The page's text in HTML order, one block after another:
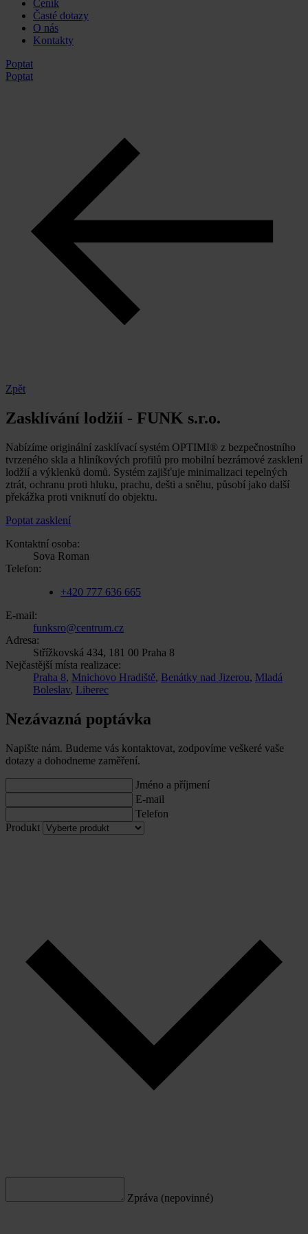
Ceník
Časté dotazy
O nás
Kontakty
Poptat
Poptat
Zpět
Zasklívání lodžií - FUNK s.r.o.
Nabízíme originální zasklívací systém OPTIMI® z bezpečnostního
tvrzeného skla a hliníkových profilů pro mobilní bezrámové zasklení
lodžií a výklenků domů. Systém zajišťuje minimalizaci tepelných
ztrát, ochranu proti hluku, prachu, dešti a sněhu, působí jako další
překážka proti vniknutí do objektu.
Poptat zasklení
Kontaktní osoba:
Sova Roman
Telefon:
+420 777 636 665
E-mail:
funksro@centrum.cz
Adresa:
Střížkovská 434, 181 00 Praha 8
Nejčastější místa realizace:
Praha 8, Mnichovo Hradiště, Benátky nad Jizerou, Mladá
Boleslav, Liberec
Nezávazná poptávka
Napište nám. Budeme vás kontaktovat, zodpovíme veškeré vaše
dotazy a dohodneme zaměření.
Jméno a příjmení
E-mail
Telefon
Produkt
Zpráva (nepovinné)